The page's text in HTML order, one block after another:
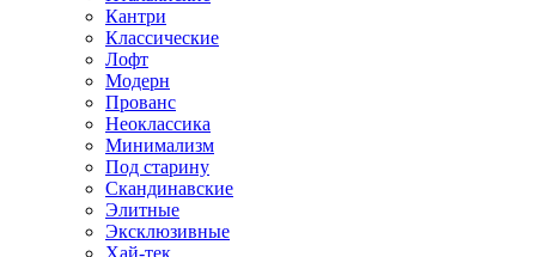
Кантри
Классические
Лофт
Модерн
Прованс
Неоклассика
Минимализм
Под старину
Скандинавские
Элитные
Эксклюзивные
Хай-тек